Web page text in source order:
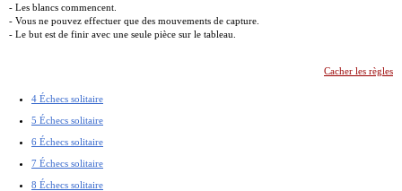
- Les blancs commencent.
- Vous ne pouvez effectuer que des mouvements de capture.
- Le but est de finir avec une seule pièce sur le tableau.
Cacher les règles
4 Échecs solitaire
5 Échecs solitaire
6 Échecs solitaire
7 Échecs solitaire
8 Échecs solitaire